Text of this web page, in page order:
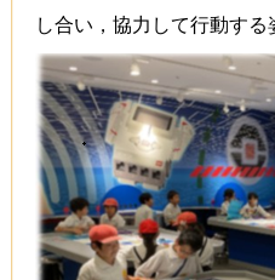
集まれ進路フ
2014年9月26日
奉仕作業
2014年9月 8日
津の魅力を発
し合い，協力して行動す